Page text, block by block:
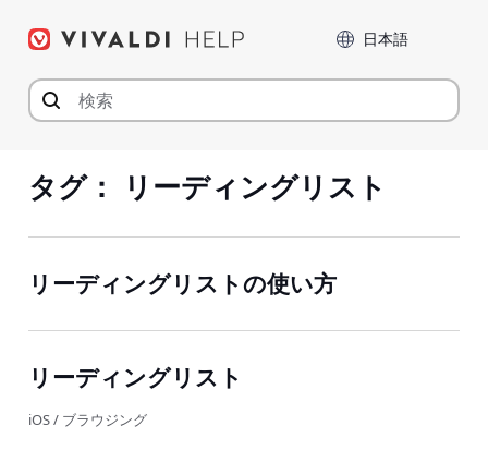
言語
タグ： リーディングリスト
リーディングリストの使い方
リーディングリスト
iOS/ ブラウジング